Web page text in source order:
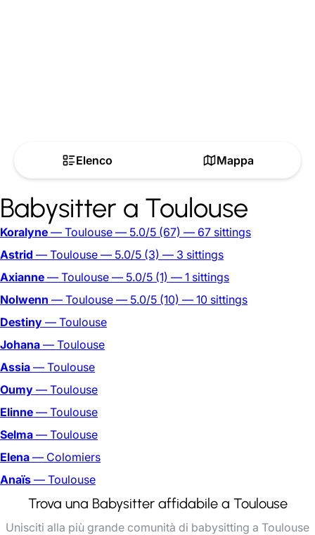
Elenco Mappa
Babysitter a Toulouse
Koralyne — Toulouse — 5.0/5 (67) — 67 sittings
Astrid — Toulouse — 5.0/5 (3) — 3 sittings
Axianne — Toulouse — 5.0/5 (1) — 1 sittings
Nolwenn — Toulouse — 5.0/5 (10) — 10 sittings
Destiny — Toulouse
Johana — Toulouse
Assia — Toulouse
Oumy — Toulouse
Elinne — Toulouse
Selma — Toulouse
Elena — Colomiers
Anaïs — Toulouse
Trova una Babysitter affidabile a Toulouse
Unisciti alla più grande comunità di babysitting a Toulouse